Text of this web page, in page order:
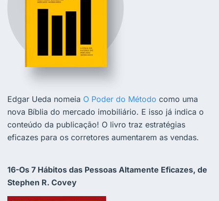
Edgar Ueda nomeia O Poder do Método como uma
nova Bíblia do mercado imobiliário. E isso já indica o
conteúdo da publicação! O livro traz estratégias
eficazes para os corretores aumentarem as vendas.
16-Os 7 Hábitos das Pessoas Altamente Eficazes, de
Stephen R. Covey